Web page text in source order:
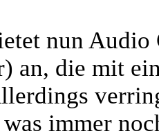
nun Audio
an, die mit
immer